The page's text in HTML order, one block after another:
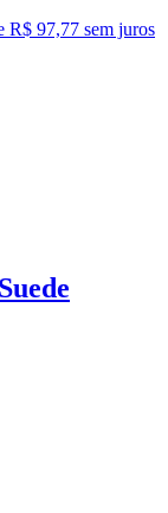
R$ 97,77 sem juros